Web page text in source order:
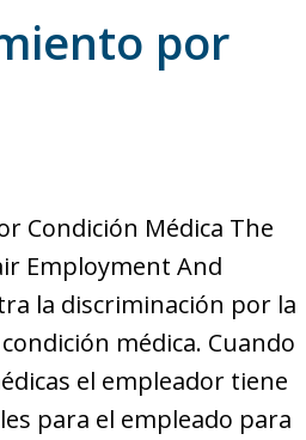
por
Condición Médica The
Employment And
la discriminación por la
médica. Cuando
el empleador tiene
para el empleado para